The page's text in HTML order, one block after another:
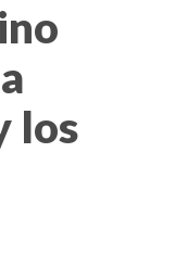
los